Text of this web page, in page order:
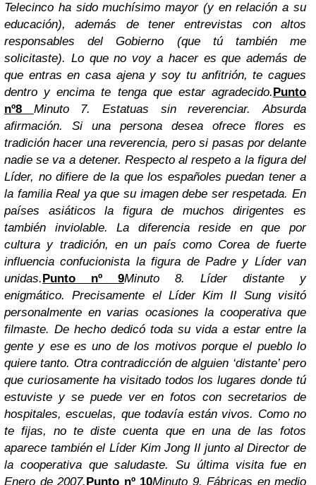
Telecinco ha sido muchísimo mayor (y en relación a su
educación), además de tener entrevistas con altos
responsables del Gobierno (que tú también me
solicitaste). Lo que no voy a hacer es que además de
que entras en casa ajena y soy tu anfitrión, te cagues
dentro y encima te tenga que estar agradecido.Punto
nº8 Minuto 7. Estatuas sin reverenciar.Absurda
afirmación. Si una persona desea ofrece flores es
tradición hacer una reverencia, pero si pasas por delante
nadie se va a detener. Respecto al respeto a la figura del
Líder, no difiere de la que los españoles puedan tener a
la familia Real ya que su imagen debe ser respetada. En
países asiáticos la figura de muchos dirigentes es
también inviolable. La diferencia reside en que por
cultura y tradición, en un país como Corea de fuerte
influencia confucionista la figura de Padre y Líder van
unidas.Punto nº 9Minuto 8. Líder distante y
enigmático.Precisamente el Líder Kim Il Sung visitó
personalmente en varias ocasiones la cooperativa que
filmaste. De hecho dedicó toda su vida a estar entre la
gente y ese es uno de los motivos porque el pueblo lo
quiere tanto. Otra contradicción de alguien ‘distante’ pero
que curiosamente ha visitado todos los lugares donde tú
estuviste y se puede ver en fotos con secretarios de
hospitales, escuelas, que todavía están vivos. Como no
te fijas, no te diste cuenta que en una de las fotos
aparece también el Líder Kim Jong Il junto al Director de
la cooperativa que saludaste. Su última visita fue en
Enero de 2007.Punto nº 10Minuto 9. Fábricas en medio